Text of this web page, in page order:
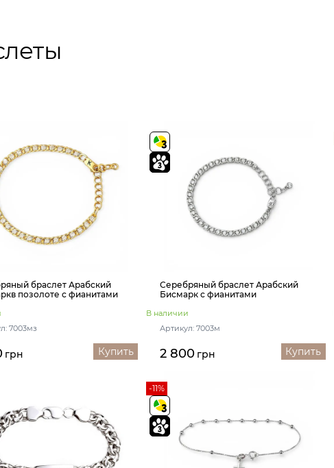
браслет Арабский
позолоте с фианитами
7003мз
грн Купить
Серебряный браслет Арабский
Бисмарк с фианитами
В наличии
Артикул: 7003м
2 800 грн Купить
-11%